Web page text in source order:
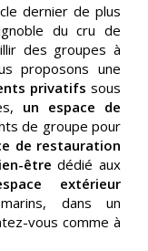
dernier de plus
du cru de
des groupes à
proposons une
privatifs sous
un espace de
de groupe pour
de restauration
être dédié aux
extérieur
dans un
vous comme à